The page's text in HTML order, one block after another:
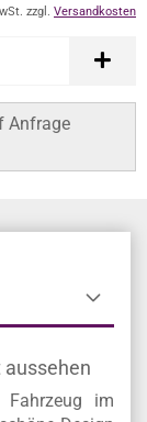
zzgl. Versandkosten
Anfrage
im